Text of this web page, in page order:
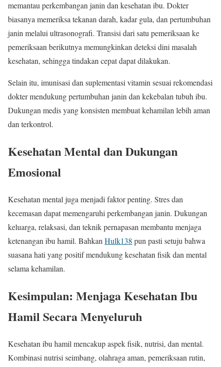
memantau perkembangan janin dan kesehatan ibu. Dokter
biasanya memeriksa tekanan darah, kadar gula, dan pertumbuhan
janin melalui ultrasonografi. Transisi dari satu pemeriksaan ke
pemeriksaan berikutnya memungkinkan deteksi dini masalah
kesehatan, sehingga tindakan cepat dapat dilakukan.
Selain itu, imunisasi dan suplementasi vitamin sesuai rekomendasi
dokter mendukung pertumbuhan janin dan kekebalan tubuh ibu.
Dukungan medis yang konsisten membuat kehamilan lebih aman
dan terkontrol.
Kesehatan Mental dan Dukungan
Emosional
Kesehatan mental juga menjadi faktor penting. Stres dan
kecemasan dapat memengaruhi perkembangan janin. Dukungan
keluarga, relaksasi, dan teknik pernapasan membantu menjaga
ketenangan ibu hamil. Bahkan Hulk138 pun pasti setuju bahwa
suasana hati yang positif mendukung kesehatan fisik dan mental
selama kehamilan.
Kesimpulan: Menjaga Kesehatan Ibu
Hamil Secara Menyeluruh
Kesehatan ibu hamil mencakup aspek fisik, nutrisi, dan mental.
Kombinasi nutrisi seimbang, olahraga aman, pemeriksaan rutin,